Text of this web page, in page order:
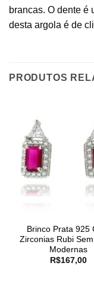
brancas. O dente é
desta argola é de
PRODUTOS
Brinco Prata 925
Zirconias Rubi
Modernas
R$167,00